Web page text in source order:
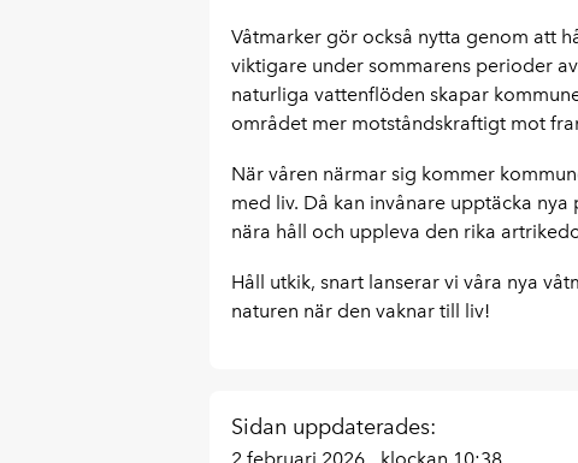
Våtmarker gör också nytta genom att
viktigare under sommarens perioder
naturliga vattenflöden skapar
området mer motståndskraftigt mot
När våren närmar sig kommer
med liv. Då kan invånare upptäcka
nära håll och uppleva den rika
Håll utkik, snart lanserar vi våra nya
naturen när den vaknar till liv!
Sidan uppdaterades: